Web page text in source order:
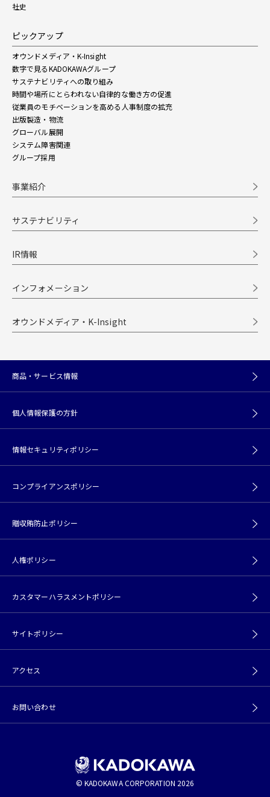
社史
ピックアップ
オウンドメディア・K-Insight
数字で見るKADOKAWAグループ
サステナビリティへの取り組み
時間や場所にとらわれない自律的な働き方の促進
従業員のモチベーションを高める人事制度の拡充
出版製造・物流
グローバル展開
システム障害関連
グループ採用
事業紹介
サステナビリティ
IR情報
インフォメーション
オウンドメディア・K-Insight
商品・サービス情報
個人情報保護の方針
情報セキュリティポリシー
コンプライアンスポリシー
贈収賄防止ポリシー
人権ポリシー
カスタマーハラスメントポリシー
サイトポリシー
アクセス
お問い合わせ
© KADOKAWA CORPORATION 2026